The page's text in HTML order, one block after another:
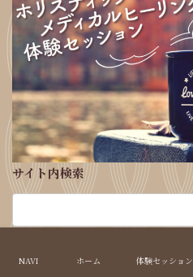
サイト内検索
検
NAVI ホーム 体験セッション